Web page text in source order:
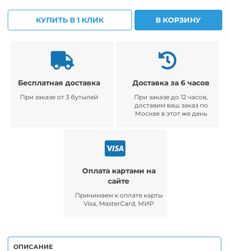
КУПИТЬ В 1 КЛИК В КОРЗИНУ
Бесплатная доставка
При заказе от 3 бутылей
Доставка за 6 часов
При заказе до 12 часов,
доставим ваш заказ по
Москве в этот же день
Оплата картами на
сайте
Принимаем к оплате карты
Visa, MasterCard, МИР
ОПИСАНИЕ